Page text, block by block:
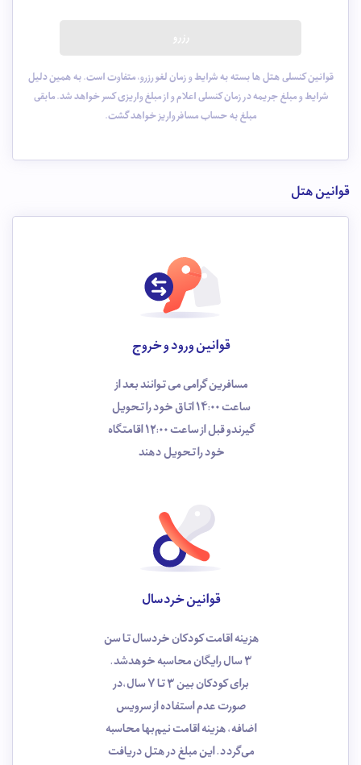
قوانین کنسلی هتل ها بسته به شرایط و زمان لغو رزرو، متفاوت است. به همین دلیل
شرایط و مبلغ جریمه در زمان کنسلی اعلام و از مبلغ واریزی کسر خواهد شد. مابقی
مبلغ به حساب مسافر واریز خواهد گشت.
قوانین هتل
قوانین ورود و خروج
مسافرین گرامی می توانند بعد از
ساعت 14:00 اتاق خود را تحویل
گیرندو قبل از ساعت 12:00 اقامتگاه
خود را تحویل دهند
قوانین خردسال
هزینه اقامت کودکان خردسال تا سن
3 سال رایگان محاسبه خوهد‌شد.
برای کودکان بین 3 تا 7 سال،در
صورت عدم استفاده از سرویس
اضافه، هزینه اقامت نیم‌بها محاسبه
می‌گردد. این مبلغ در هتل دریافت